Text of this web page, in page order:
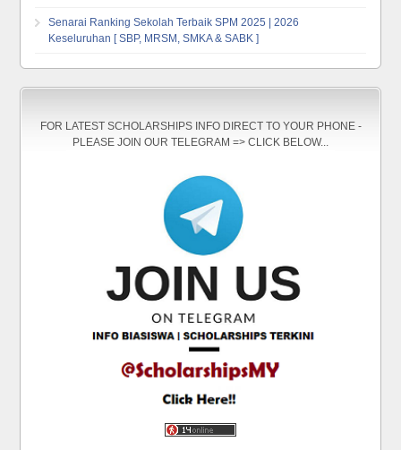
Senarai Ranking Sekolah Terbaik SPM 2025 | 2026
Keseluruhan [ SBP, MRSM, SMKA & SABK ]
FOR LATEST SCHOLARSHIPS INFO DIRECT TO YOUR PHONE -
PLEASE JOIN OUR TELEGRAM => CLICK BELOW...